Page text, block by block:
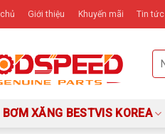
Giới thiệu Khuyến mãi Tin tức
BƠM XĂNG BESTVIS KOREA